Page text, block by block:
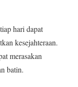
hari dapat
kesejahteraan.
merasakan
batin.